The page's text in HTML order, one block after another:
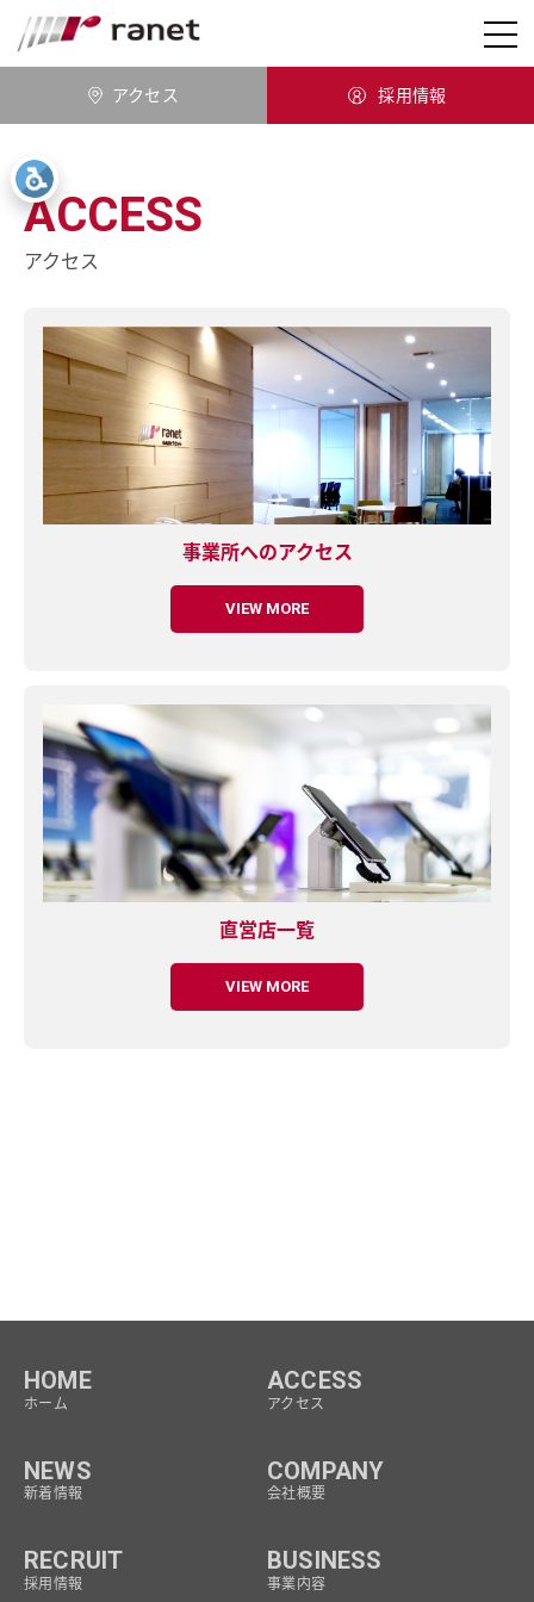
アクセス 採用情報
ACCESS
アクセス
事業所へのアクセス
VIEW MORE
直営店一覧
VIEW MORE
HOME
ホーム
ACCESS
アクセス
NEWS
新着情報
COMPANY
会社概要
RECRUIT
採用情報
BUSINESS
事業内容